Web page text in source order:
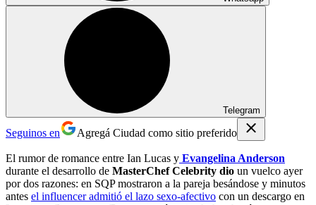
Telegram
Seguinos en Agregá Ciudad como sitio preferido
El rumor de romance entre Ian Lucas y Evangelina Anderson
durante el desarrollo de MasterChef Celebrity dio un vuelco ayer
por dos razones: en SQP mostraron a la pareja besándose y minutos
antes el influencer admitió el lazo sexo-afectivo con un descargo en